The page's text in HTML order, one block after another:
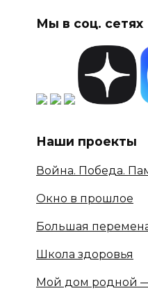
Мы в соц. сетях
Наши проекты
Война. Победа.
Окно в прошлое
Большая
Школа здоровья
Мой дом родной